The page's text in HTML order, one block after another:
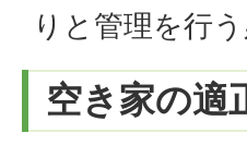
りと管理を行
空き家の適